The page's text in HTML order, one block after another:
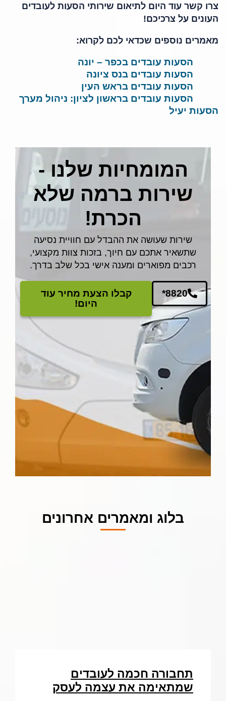
צרו קשר עוד היום לתיאום שירותי הסעות לעובדים
העונים על צרכיכם!
מאמרים נוספים שכדאי לכם לקרוא:
הסעות עובדים בכפר – יונה
הסעות עובדים בנס ציונה
הסעות עובדים בראש העין
הסעות עובדים בראשון לציון: ניהול מערך
הסעות יעיל
המומחיות שלנו -
שירות ברמה שלא
הכרת!
שירות שעושה את ההבדל עם חוויית נסיעה
שתשאיר אתכם עם חיוך, בזכות צוות מקצועי,
רכבים מפוארים ומענה אישי בכל שלב בדרך.
*8820
קבלו הצעת מחיר עוד
היום!
בלוג ומאמרים אחרונים
תחבורה חכמה לעובדים
שמתאימה את עצמה לעסק